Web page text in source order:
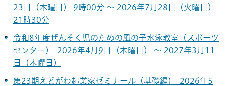
23日（木曜日） 9時00分 ～ 2026年7月28日（火曜日）
21時30分
令和8年度ぜんそく児のための風の子水泳教室（スポーツ
センター） 2026年4月9日（木曜日） ～ 2027年3月11
日（木曜日）
第23期えどがわ起業家ゼミナール（基礎編） 2026年5